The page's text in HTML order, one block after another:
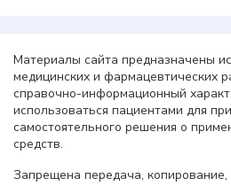
Материалы сайта предназначены
медицинских и фармацевтических
справочно-информационный
использоваться пациентами для
самостоятельного решения о
средств.
Запрещена передача, копирование,